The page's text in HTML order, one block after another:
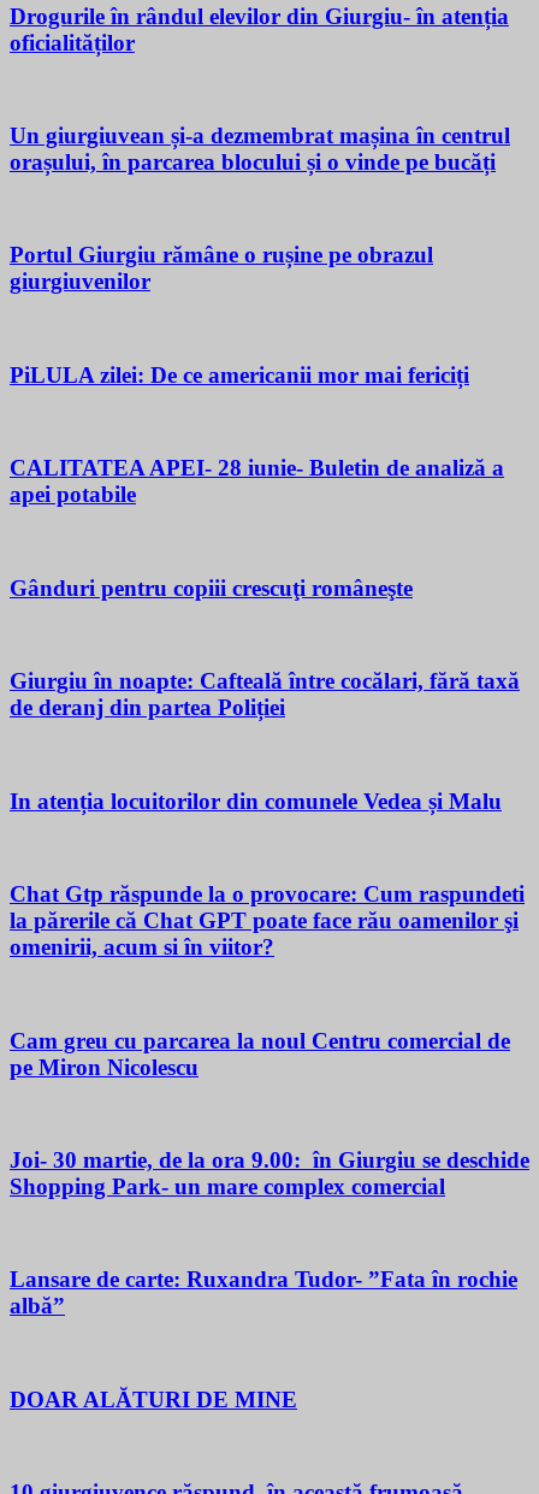
Drogurile în rândul elevilor din Giurgiu- în atenția
oficialităților
Un giurgiuvean și-a dezmembrat mașina în centrul
orașului, în parcarea blocului și o vinde pe bucăți
Portul Giurgiu rămâne o rușine pe obrazul
giurgiuvenilor
PiLULA zilei: De ce americanii mor mai fericiți
CALITATEA APEI- 28 iunie- Buletin de analiză a
apei potabile
Gânduri pentru copiii crescuţi româneşte
Giurgiu în noapte: Cafteală între cocălari, fără taxă
de deranj din partea Poliției
In atenția locuitorilor din comunele Vedea și Malu
Chat Gtp răspunde la o provocare: Cum raspundeti
la părerile că Chat GPT poate face rău oamenilor şi
omenirii, acum si în viitor?
Cam greu cu parcarea la noul Centru comercial de
pe Miron Nicolescu
Joi- 30 martie, de la ora 9.00: în Giurgiu se deschide
Shopping Park- un mare complex comercial
Lansare de carte: Ruxandra Tudor- ”Fata în rochie
albă”
DOAR ALĂTURI DE MINE